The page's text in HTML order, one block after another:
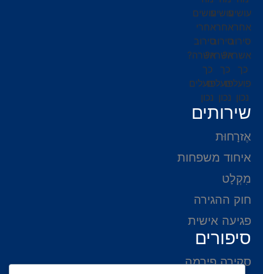
שירותים
אֶזרָחוּת
איחוד משפחות
מִקְלָט
חוק ההגירה
פגיעה אישית
סיפורים
סקירה פירמה